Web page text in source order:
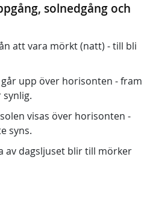
solnedgång och
att vara mörkt (natt) - till bli
upp över horisonten - fram
visas över horisonten -
syns.
av dagsljuset blir till mörker